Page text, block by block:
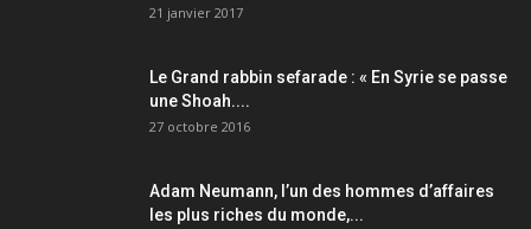
21 janvier 2017
Le Grand rabbin sefarade : « En Syrie se passe
une Shoah....
27 octobre 2016
Adam Neumann, l’un des hommes d’affaires
les plus riches du monde,...